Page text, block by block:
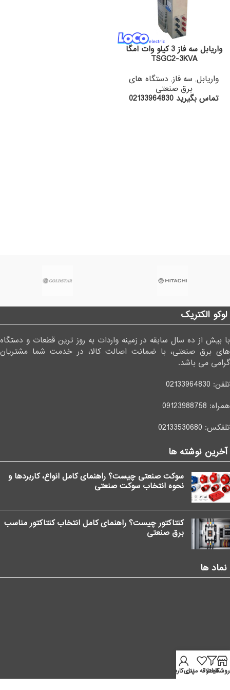
واریابل سه فاز 3 کیلو وات امگا
TSGC2-3KVA
واریابل, سه فاز, دستگاه های
برق صنعتی
تماس بگیرید 02133964830
لوکو الکتریک
با بیش از ده سال سابقه در زمینه واردات به روز ترین قطعات و دستگاه
های برق صنعتی، با ضمانت اصالت کالا، در خدمت شما مشتریان
گرامی می باشد.
تلفن: 02133964830
همراه: 09123988758
تلفکس: 02133530680
آخرین نوشته ها
سوکت صنعتی چیست؟ راهنمای کامل انواع، کاربردها و
نحوه انتخاب سوکت صنعتی
کنتاکتور چیست؟ راهنمای کامل انتخاب کنتاکتور مناسب
برق صنعتی
نماد ها
فیلترعلاقه مندی
پنل کاربر